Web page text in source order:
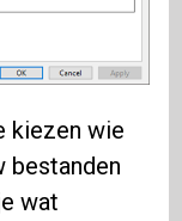
kiezen wie
bestanden
wat